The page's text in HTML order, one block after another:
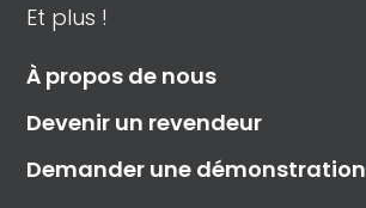
Et plus !
À propos de nous
Devenir un revendeur
Demander une démonstration